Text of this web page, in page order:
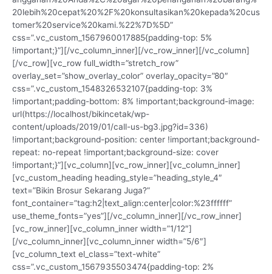
20lebih%20cepat%20%2F%20konsultasikan%20kepada%20cus
tomer%20service%20kami.%22%7D%5D”
css=”.vc_custom_1567960017885{padding-top: 5%
!important;}”][/vc_column_inner][/vc_row_inner][/vc_column]
[/vc_row][vc_row full_width=”stretch_row”
overlay_set=”show_overlay_color” overlay_opacity=”80″
css=”.vc_custom_1548326532107{padding-top: 3%
!important;padding-bottom: 8% !important;background-image:
url(https://localhost/bikincetak/wp-
content/uploads/2019/01/call-us-bg3.jpg?id=336)
!important;background-position: center !important;background-
repeat: no-repeat !important;background-size: cover
!important;}”][vc_column][vc_row_inner][vc_column_inner]
[vc_custom_heading heading_style=”heading_style_4″
text=”Bikin Brosur Sekarang Juga?”
font_container=”tag:h2|text_align:center|color:%23ffffff”
use_theme_fonts=”yes”][/vc_column_inner][/vc_row_inner]
[vc_row_inner][vc_column_inner width=”1/12″]
[/vc_column_inner][vc_column_inner width=”5/6″]
[vc_column_text el_class=”text-white”
css=”.vc_custom_1567935503474{padding-top: 2%